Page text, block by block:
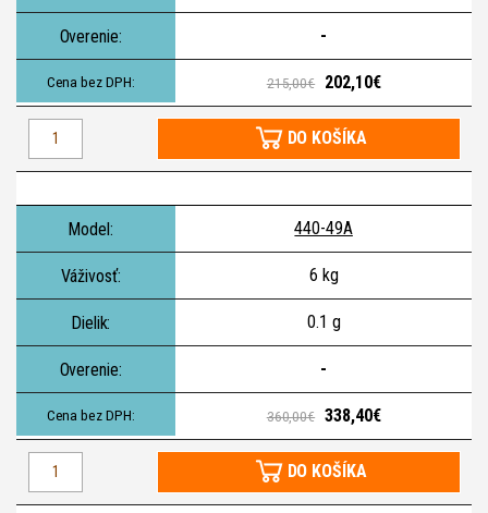
-
215,00€ 202,10€
DO KOŠÍKA
440-49A
6 kg
0.1 g
-
360,00€ 338,40€
DO KOŠÍKA